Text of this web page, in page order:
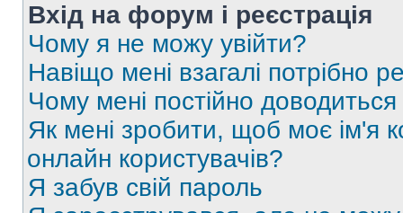
Вхід на форум і реєстрація
Чому я не можу увійти?
Навіщо мені взагалі потрібно
Чому мені постійно
Як мені зробити, щоб моє ім'я
онлайн користувачів?
Я забув свій пароль